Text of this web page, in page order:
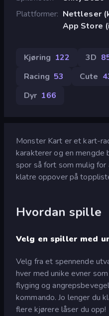
Plattformer Nettleser
App Store
Kjøring 122 3D
Racing 53 Cute
Dyr 166
Monster Kart er et kart-
karakterer og en mengde
spor så fort som mulig for
klatre oppover på
Hvordan spille
Velg en spiller med
Velg fra et spennende
hver med unike evner
flyging og
kommando. Jo lenger du
flere kjørere låser du opp!